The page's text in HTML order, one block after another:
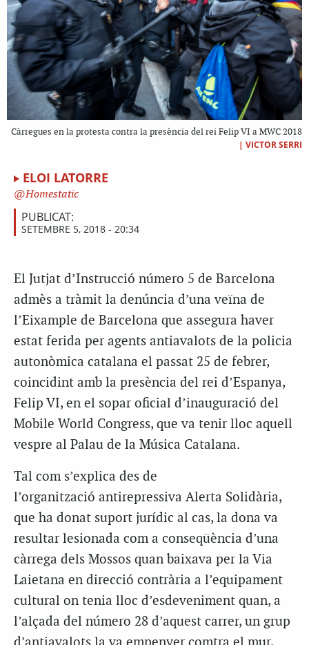
Càrregues en la protesta contra la presència del rei Felip VI a MWC 2018
| VICTOR SERRI
ELOI LATORRE
Homestatic
PUBLICAT:
SETEMBRE 5, 2018 - 20:34
El Jutjat d’Instrucció número 5 de Barcelona
admès a tràmit la denúncia d’una veïna de
l’Eixample de Barcelona que assegura haver
estat ferida per agents antiavalots de la policia
autonòmica catalana el passat 25 de febrer,
coincidint amb la presència del rei d’Espanya,
Felip VI, en el sopar oficial d’inauguració del
Mobile World Congress, que va tenir lloc aquell
vespre al Palau de la Música Catalana.
Tal com s’explica des de
l’organització antirepressiva Alerta Solidària,
que ha donat suport jurídic al cas, la dona va
resultar lesionada com a conseqüència d’una
càrrega dels Mossos quan baixava per la Via
Laietana en direcció contrària a l’equipament
cultural on tenia lloc d’esdeveniment quan, a
l’alçada del número 28 d’aquest carrer, un grup